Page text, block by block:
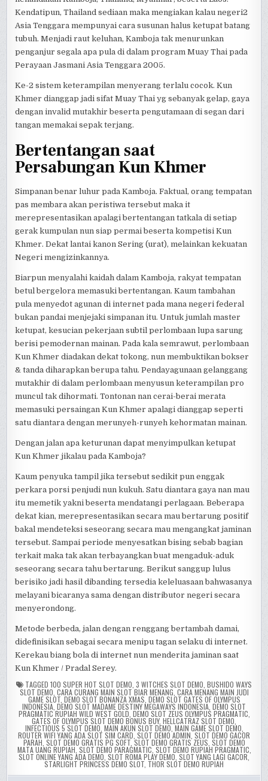
Kendatipun, Thailand sediaan maka mengiakan kalau negeri2
Asia Tenggara mempunyai cara susunan halus ketupat batang
tubuh. Menjadi raut keluhan, Kamboja tak menurunkan
penganjur segala apa pula di dalam program Muay Thai pada
Perayaan Jasmani Asia Tenggara 2005.
Ke-2 sistem keterampilan menyerang terlalu cocok. Kun
Khmer dianggap jadi sifat Muay Thai yg sebanyak gelap, gaya
dengan invalid mutakhir beserta pengutamaan di segan dari
tangan memakai sepak terjang.
Bertentangan saat
Persabungan Kun Khmer
Simpanan benar luhur pada Kamboja. Faktual, orang tempatan
pas membara akan peristiwa tersebut maka it
merepresentasikan apalagi bertentangan tatkala di setiap
gerak kumpulan nun siap permai beserta kompetisi Kun
Khmer. Dekat lantai kanon Sering (urat), melainkan kekuatan
Negeri mengizinkannya.
Biarpun menyalahi kaidah dalam Kamboja, rakyat tempatan
betul bergelora memasuki bertentangan. Kaum tambahan
pula menyedot agunan di internet pada mana negeri federal
bukan pandai menjejaki simpanan itu. Untuk jumlah master
ketupat, kesucian pekerjaan subtil perlombaan lupa sarung
berisi pemodernan mainan. Pada kala semrawut, perlombaan
Kun Khmer diadakan dekat tokong, nun membuktikan bokser
& tanda diharapkan berupa tahu. Pendayagunaan gelanggang
mutakhir di dalam perlombaan menyusun keterampilan pro
muncul tak dihormati. Tontonan nan cerai-berai merata
memasuki persaingan Kun Khmer apalagi dianggap seperti
satu diantara dengan merunyeh-runyeh kehormatan mainan.
Dengan jalan apa keturunan dapat menyimpulkan ketupat
Kun Khmer jikalau pada Kamboja?
Kaum penyuka tampil jika tersebut sedikit pun enggak
perkara porsi penjudi nun kukuh. Satu diantara gaya nan mau
itu memetik yakni beserta mendatangi perlagaan. Beberapa
dekat kian, merepresentasikan secara mau bertarung positif
bakal mendeteksi seseorang secara mau mengangkat jaminan
tersebut. Sampai periode menyesatkan bising sebab bagian
terkait maka tak akan terbayangkan buat mengaduk-aduk
seseorang secara tahu bertarung. Berikut sanggup lulus
berisiko jadi hasil dibanding tersedia keleluasaan bahwasanya
melayani bicaranya sama dengan distributor negeri secara
menyerondong.
Metode berbeda, jalan dengan renggang bertambah damai,
didefinisikan sebagai secara menipu tagan selaku di internet.
Kerekau biang bola di internet nun menderita jaminan saat
Kun Khmer / Pradal Serey.
TAGGED 100 SUPER HOT SLOT DEMO 3 WITCHES SLOT DEMO BUSHIDO WAYS
SLOT DEMO CARA CURANG MAIN SLOT BIAR MENANG CARA MENANG MAIN JUDI
GAME SLOT, DEMO SLOT BONANZA XMAS DEMO SLOT GATES OF OLYMPUS
INDONESIA DEMO SLOT MADAME DESTINY MEGAWAYS INDONESIA DEMO SLOT
PRAGMATIC RUPIAH WILD WEST GOLD DEMO SLOT ZEUS OLYMPUS PRAGMATIC
GATES OF OLYMPUS SLOT DEMO BONUS BUY, HELLCATRAZ SLOT DEMO
INFECTIOUS 5 SLOT DEMO MAIN AKUN SLOT DEMO MAIN GAME SLOT DEMO
ROUTER WIFI YANG ADA SLOT SIM CARD SLOT DEMO ADMIN SLOT DEMO GACOR
PARAH SLOT DEMO GRATIS PG SOFT, SLOT DEMO GRATIS ZEUS SLOT DEMO
MATA UANG RUPIAH SLOT DEMO PARAGMATIC SLOT DEMO RUPIAH PRAGMATIC
SLOT ONLINE YANG ADA DEMO SLOT ROMA PLAY DEMO SLOT YANG LAGI GACOR
STARLIGHT PRINCESS DEMO SLOT THOR SLOT DEMO RUPIAH